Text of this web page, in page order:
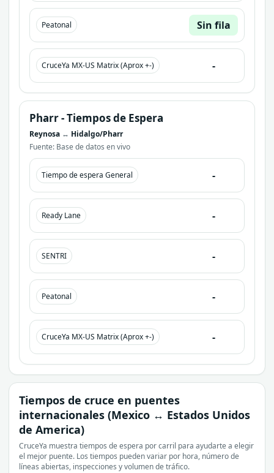
Peatonal Sin fila
CruceYa MX-US Matrix (Aprox +-) -
Pharr- Tiempos de Espera
Reynosa ↔ Hidalgo/Pharr
Fuente: Base de datos en vivo
Tiempo de espera General -
Ready Lane -
SENTRI -
Peatonal -
CruceYa MX-US Matrix (Aprox +-) -
Tiempos de cruce en puentes
internacionales (Mexico ↔ Estados Unidos
de America)
CruceYa muestra tiempos de espera por carril para ayudarte a elegir
el mejor puente. Los tiempos pueden variar por hora, número de
líneas abiertas, inspecciones y volumen de tráfico.